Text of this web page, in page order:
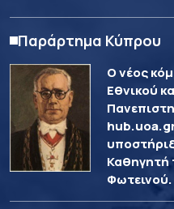
Παράρτημα Κύπρου
Ο νέος
Εθνικού
Καθηγητή
Φωτεινού.